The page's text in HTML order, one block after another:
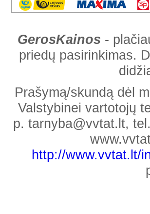
GerosKainos -
priedų pasirinkimas.
Prašymą/skundą dėl
Valstybinei vartotojų
p. tarnyba@vvtat.lt,
http://www.vvtat.lt/